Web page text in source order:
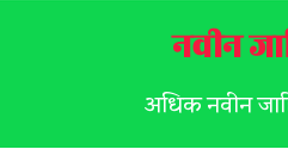
नवीन
अधिक नवीन